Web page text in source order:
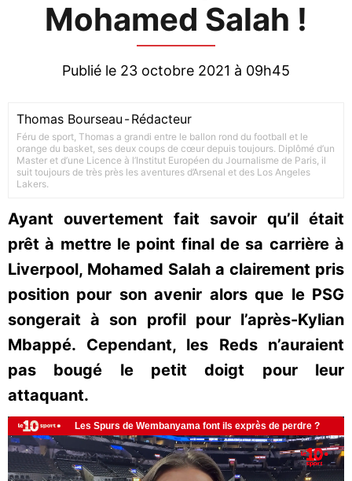
Mohamed Salah !
Publié le 23 octobre 2021 à 09h45
Thomas Bourseau -Rédacteur
Féru de sport, Thomas a grandi entre le ballon rond du football et le
orange du basket, ses deux coups de cœur depuis toujours. Diplômé d’un
Master et d’une Licence à l’Institut Européen du Journalisme de Paris, il
suit toujours de très près les aventures d’Arsenal et des Los Angeles
Lakers.
Ayant ouvertement fait savoir qu’il était
prêt à mettre le point final de sa carrière à
Liverpool, Mohamed Salah a clairement pris
position pour son avenir alors que le PSG
songerait à son profil pour l’après-Kylian
Mbappé. Cependant, les Reds n’auraient
pas bougé le petit doigt pour leur
attaquant.